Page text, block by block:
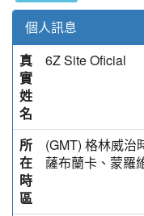
個人訊息
真
實
姓
名
6Z Site Oficial
所
在
時
區
(GMT) 格林威治
薩布蘭卡、蒙羅